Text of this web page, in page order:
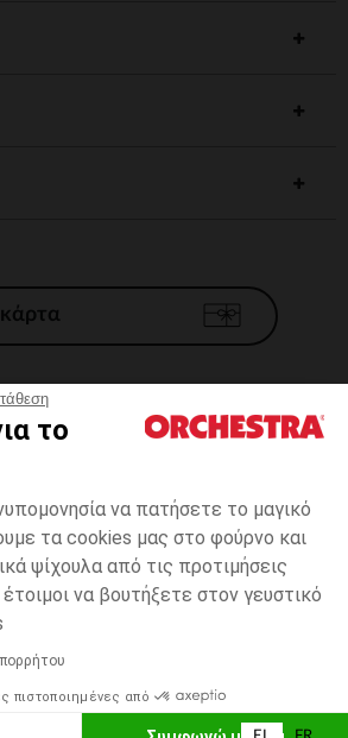
το
να πατήσετε το μαγικό
τα cookies μας στο φούρνο και
ψίχουλα από τις προτιμήσεις
να βουτήξετε στον γευστικό
πιστοποιημένες από
3
πληρωμής με
ΣΤΟ ΚΑΛΆΘΙ
Γενικοί 'Οροι Πώλησης
*Εμπορικες προσφορες
Προσωπικά δεδομένα
Διαχείρηση των cookies
μη συμμορφούμενη
στον κωδικά δεοντολογίας και στο σύστημα
Ομοσπονδίας Ηλεκτρονικού Εμπορίου.